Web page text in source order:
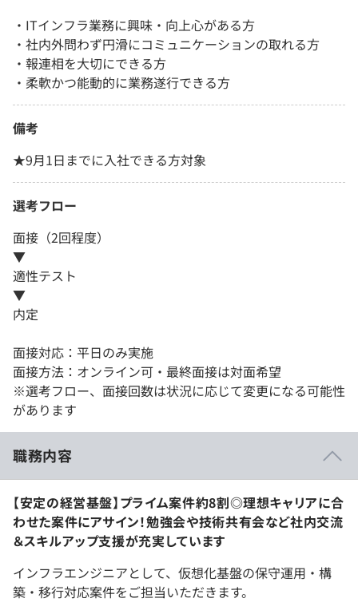
・ITインフラ業務に興味・向上心がある方
・社内外問わず円滑にコミュニケーションの取れる方
・報連相を大切にできる方
・柔軟かつ能動的に業務遂行できる方
備考
★9月1日までに入社できる方対象
選考フロー
面接（2回程度）
▼
適性テスト
▼
内定
面接対応：平日のみ実施
面接方法：オンライン可・最終面接は対面希望
※選考フロー、面接回数は状況に応じて変更になる可能性
があります
職務内容
【安定の経営基盤】プライム案件約8割◎理想キャリアに合
わせた案件にアサイン！勉強会や技術共有会など社内交流
＆スキルアップ支援が充実しています
インフラエンジニアとして、仮想化基盤の保守運用・構
築・移行対応案件をご担当いただきます。